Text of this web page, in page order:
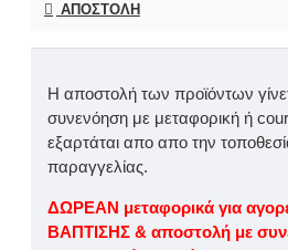
ΑΠΟΣΤΟΛΉ
Η αποστολή των προϊόντων
συνενόηση με μεταφορική ή
εξαρτάται απο απο την
παραγγελίας.
ΔΩΡΕΑΝ μεταφορικά για
ΒΑΠΤΙΣΗΣ & αποστολή με